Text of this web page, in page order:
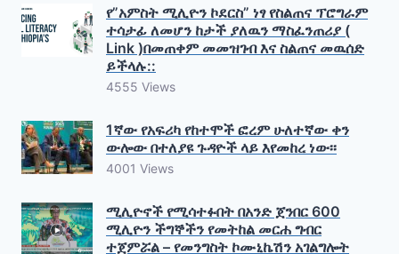
የ”አምስት ሚሊዮን ኮደርስ” ነፃ የስልጠና ፕሮግራም
ተሳታፊ ለመሆን ከታች ያለዉን ማስፈንጠሪያ (
Link )በመጠቀም መመዝገብ እና ስልጠና መዉሰድ
ይችላሉ::
4555 Views
1ኛው የአፍሪካ የከተሞች ፎረም ሁለተኛው ቀን
ውሎው በተለያዩ ጉዳዮች ላይ እየመከረ ነው፡፡
4001 Views
ሚሊዮኖች የሚሳተፉበት በአንድ ጀንበር 600
ሚሊዮን ችግኞችን የመትከል መርሐ ግብር
ተጀምሯል – የመንግስት ኮሙኒኬሽን አገልግሎት